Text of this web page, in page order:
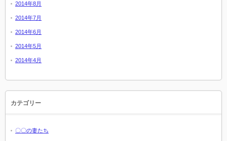
2014年8月
2014年7月
2014年6月
2014年5月
2014年4月
カテゴリー
〇〇の妻たち